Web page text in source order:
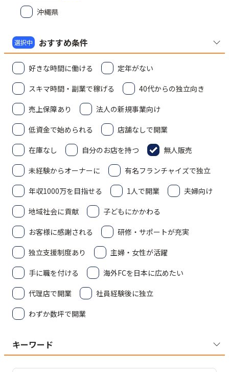
沖縄県
選択中 おすすめ条件
好きな時間に働ける
定年がない
スキマ時間・副業で稼げる
40代からの独立向き
売上保障あり
法人の新規事業向け
低資金で始められる
店舗なしで開業
在庫なし
自分のお店を持つ
無人販売
未経験からオーナーに
有名フランチャイズで独立
年収1000万を目指せる
1人で開業
夫婦向け
地域社会に貢献
子どもにかかわる
お客様に感謝される
研修・サポートが充実
独立支援制度あり
主婦・女性が活躍
手に職を付ける
海外FCを日本に広めたい
代理店で開業
社員経験後に独立
わずか数坪で開業
キーワード